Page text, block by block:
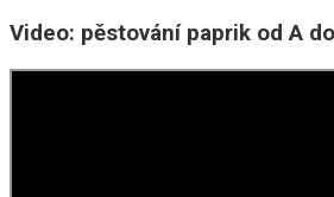
Video: pěstování paprik od A